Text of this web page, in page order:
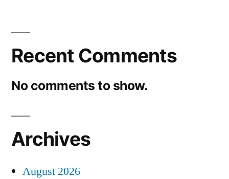
Recent Comments
No comments to show.
Archives
August 2026